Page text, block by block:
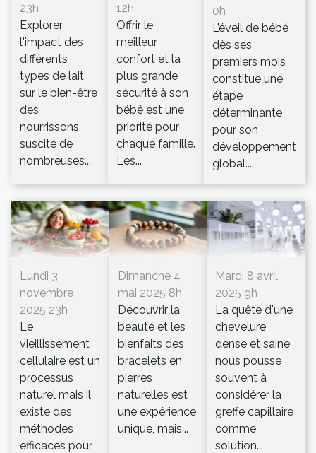
23h
Explorer
l'impact des
différents
types de lait
sur le bien-être
des
nourrissons
suscite de
nombreuses...
12h
Offrir le
meilleur
confort et la
plus grande
sécurité à son
bébé est une
priorité pour
chaque famille.
Les...
0h
L’éveil de bébé
dès ses
premiers mois
constitue une
étape
déterminante
pour son
développement
global....
Lundi 3
novembre
2025 23h
Le
vieillissement
cellulaire est un
processus
naturel mais il
existe des
méthodes
efficaces pour
Dimanche 4
mai 2025 8h
Découvrir la
beauté et les
bienfaits des
bracelets en
pierres
naturelles est
une expérience
unique, mais...
Mardi 8 avril
2025 9h
La quête d'une
chevelure
dense et saine
nous pousse
souvent à
considérer la
greffe capillaire
comme
solution...